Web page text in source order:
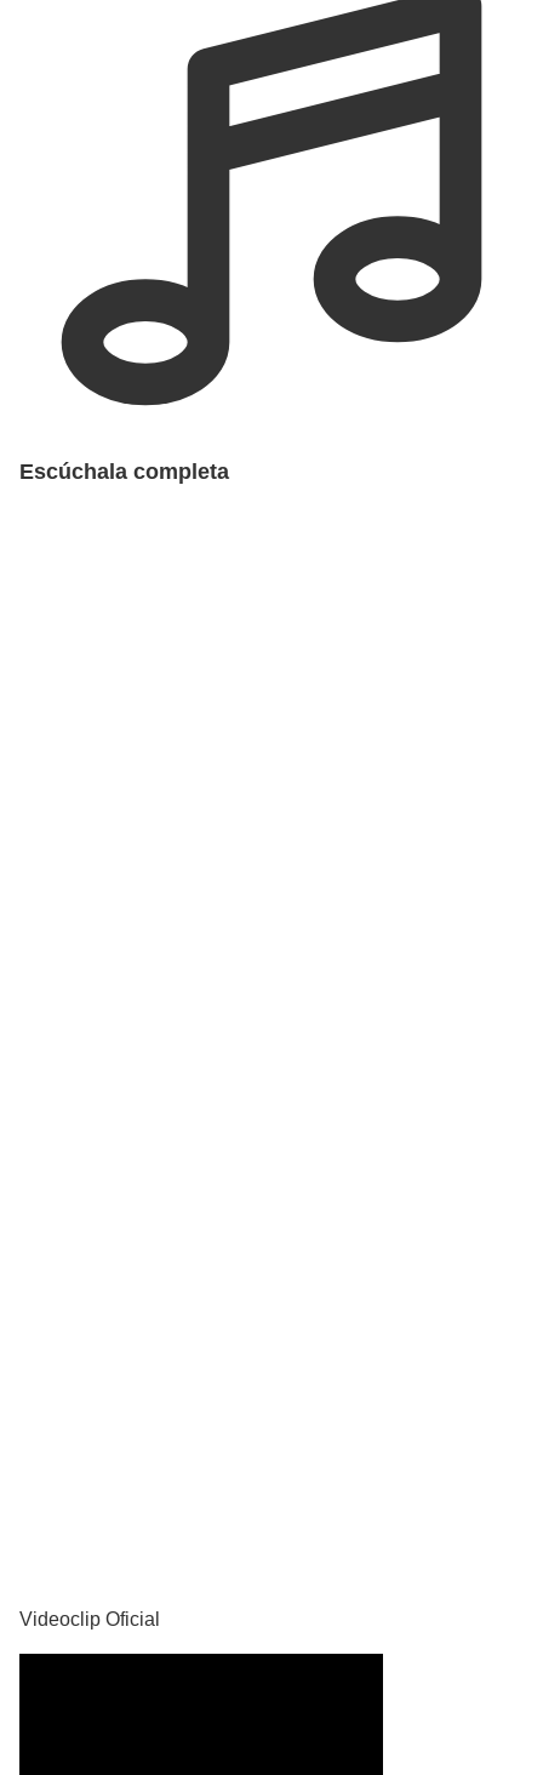
Escúchala completa
Videoclip Oficial